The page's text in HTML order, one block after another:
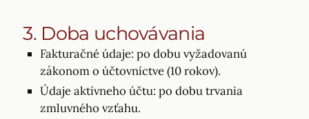
3. Doba uchovávania
Fakturačné údaje: po dobu vyžadovanú
zákonom o účtovníctve (10 rokov).
Údaje aktívneho účtu: po dobu trvania
zmluvného vzťahu.